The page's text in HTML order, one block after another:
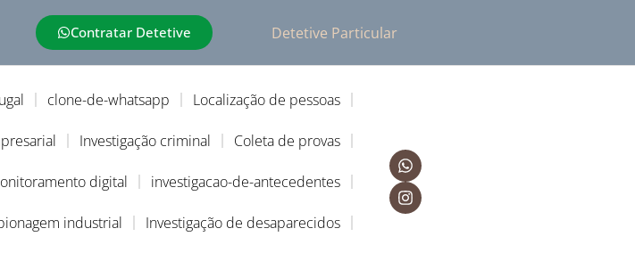
Contratar Detetive Detetive Particular
clone-de-whatsapp Localização de pessoas
Investigação criminal Coleta de provas
digital investigacao-de-antecedentes
industrial Investigação de desaparecidos